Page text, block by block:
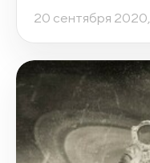
20 сентября